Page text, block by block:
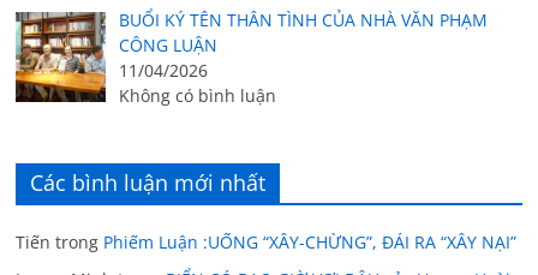
BUỔI KÝ TÊN THÂN TÌNH CỦA NHÀ VĂN PHẠM
CÔNG LUẬN
11/04/2026
Không có bình luận
Các bình luận mới nhất
Tiến trong Phiếm Luận :UỐNG “XÂY-CHỪNG”, ĐÁI RA “XÂY NẠI”